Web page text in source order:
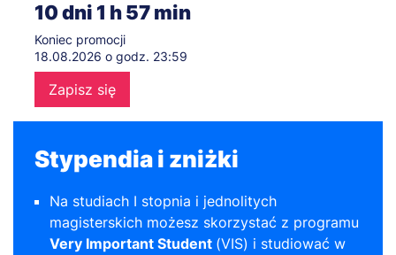
10dni 1 h57min
Koniec promocji
18.08.2026 o godz. 23:59
Zapisz się
Stypendia i zniżki
Na studiach I stopnia i jednolitych
magisterskich możesz skorzystać z programu
Very Important Student (VIS) i studiować w